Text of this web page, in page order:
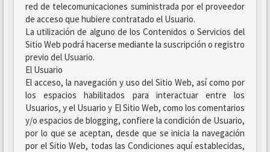
red de telecomunicaciones suministrada por el proveedor
de acceso que hubiere contratado el Usuario.
La utilización de alguno de los Contenidos o Servicios del
Sitio Web podrá hacerse mediante la suscripción o registro
previo del Usuario.
El Usuario
El acceso, la navegación y uso del Sitio Web, así como por
los espacios habilitados para interactuar entre los
Usuarios, y el Usuario y El Sitio Web, como los comentarios
y/o espacios de blogging, confiere la condición de Usuario,
por lo que se aceptan, desde que se inicia la navegación
por el Sitio Web, todas las Condiciones aquí establecidas,